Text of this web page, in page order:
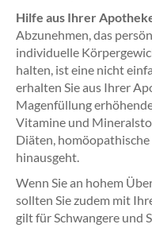
Hilfe aus Ihrer
Abzunehmen, das
individuelle
halten, ist eine nicht
erhalten Sie aus Ihrer
Magenfüllung
Vitamine und
Diäten,
hinausgeht.
Wenn Sie an hohem
sollten Sie zudem mit
gilt für Schwangere und